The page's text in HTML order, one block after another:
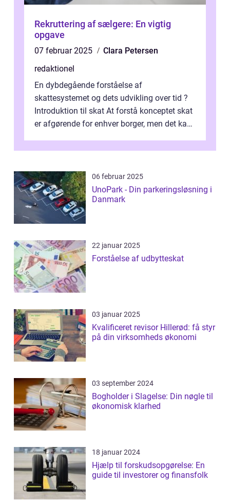
Rekruttering af sælgere: En vigtig
opgave
07 februar 2025
Clara Petersen
redaktionel
En dybdegående forståelse af
skattesystemet og dets udvikling over tid ?
Introduktion til skat At forstå konceptet skat
er afgørende for enhver borger, men det kan
06 februar 2025
UnoPark - Din parkeringsløsning i
Danmark
22 januar 2025
Forståelse af udbytteskat
03 januar 2025
Kvalificeret revisor Hillerød: få styr
på din virksomheds økonomi
03 september 2024
Bogholder i Slagelse: Din nøgle til
økonomisk klarhed
18 januar 2024
Hjælp til forskudsopgørelse: En
guide til investorer og finansfolk